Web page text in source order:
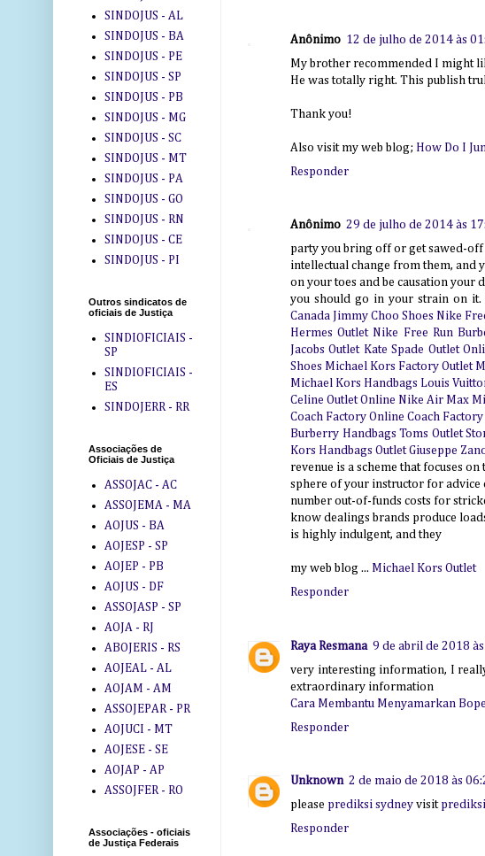
Anônimo 12 de julho de 2014 às
My brother recommended I might
He was totally right. This publish
Thank you!
Also visit my web blog; How Do I
Responder
Anônimo 29 de julho de 2014 às
party you bring off or get sawed-
intellectual change from them, and
on your toes and be causation your
you should go in your strain on
Canada
Jimmy Choo Shoes Nike
Hermes Outlet Nike Free Run
Jacobs Outlet Kate Spade Outlet
Shoes Michael Kors Factory Outlet
Michael Kors Handbags Louis
Celine Outlet Online Nike Air Max
Coach Factory Online Coach
Burberry Handbags Toms Outlet
Kors Handbags Outlet Giuseppe
revenue is a scheme that focuses
sphere of your instructor for advice
number out-of-funds costs for
know dealings brands produce
is highly indulgent, and they
my web blog ... Michael Kors Outlet
Responder
Raya Resmana 9 de abril de 2018
very interesting information, I
extraordinary information
Cara Membantu Menyamarkan
Responder
Unknown 2 de maio de 2018 às
please prediksi sydney visit
Responder
SINDOJUS - AL
SINDOJUS - BA
SINDOJUS - PE
SINDOJUS - SP
SINDOJUS - PB
SINDOJUS - MG
SINDOJUS - SC
SINDOJUS - MT
SINDOJUS - PA
SINDOJUS - GO
SINDOJUS - RN
SINDOJUS - CE
SINDOJUS - PI
Outros sindicatos de
oficiais de Justiça
SINDIOFICIAIS -
SP
SINDIOFICIAIS -
ES
SINDOJERR - RR
Associações de
Oficiais de Justiça
ASSOJAC - AC
ASSOJEMA - MA
AOJUS - BA
AOJESP - SP
AOJEP - PB
AOJUS - DF
ASSOJASP - SP
AOJA - RJ
ABOJERIS - RS
AOJEAL - AL
AOJAM - AM
ASSOJEPAR - PR
AOJUCI - MT
AOJESE - SE
AOJAP - AP
ASSOJFER - RO
Associações - oficiais
de Justiça Federais